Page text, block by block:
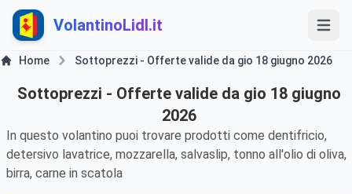
VolantinoLidl.it
Home Sottoprezzi - Offerte valide da gio 18 giugno 2026
Sottoprezzi - Offerte valide da gio 18 giugno
2026
In questo volantino puoi trovare prodotti come dentifricio,
detersivo lavatrice, mozzarella, salvaslip, tonno all'olio di oliva,
birra, carne in scatola